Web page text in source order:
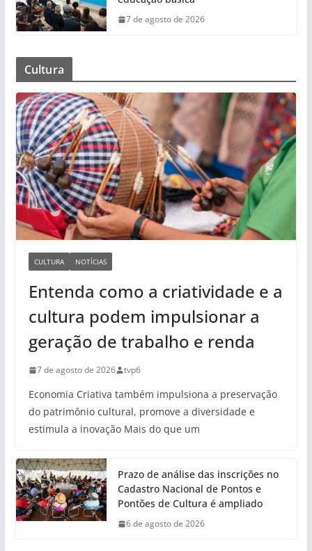
7 de agosto de 2026
Cultura
CULTURA NOTÍCIAS
Entenda como a criatividade e a
cultura podem impulsionar a
geração de trabalho e renda
7 de agosto de 2026 tvp6
Economia Criativa também impulsiona a preservação
do patrimônio cultural, promove a diversidade e
estimula a inovação Mais do que um
Prazo de análise das inscrições no
Cadastro Nacional de Pontos e
Pontões de Cultura é ampliado
6 de agosto de 2026